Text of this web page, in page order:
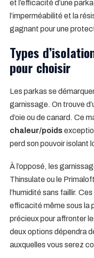
et l’efficacité d’une
l’imperméabilité et la
gagnant pour une
Types
pour choisir
Les parkas se
garnissage. On trouve
d’oie ou de canard. Ce
chaleur/poids
perd son pouvoir isolant
À l’opposé, les
Thinsulate ou le
l’humidité sans faillir.
efficacité même sous la
précieux pour affronter
deux options dépendra
auxquelles vous serez